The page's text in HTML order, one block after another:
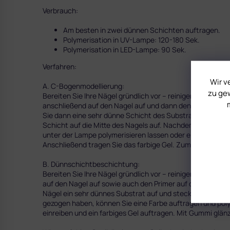
Wir
zu
Verbrauch:
Am besten in zwei dünnen Schichten auftragen.
Polymerisation in UV-Lampe: 120-180 Sek.
Polymerisation in LED-Lampe: 90 Sek.
Verfahren:
A. C-Bogenmodellierung:
Bereiten Sie Ihre Nägel gründlich vor – reinigen Sie die,
anschließend auf den Nagel auf und dann den Primer
Sie dann eine sehr dünne Schicht des Substratgels auf,
Schicht auf die Mitte des Nagels auf. Nachdem Sie die
unter der Lampe polymerisieren lassen oder erst den
Anschließend tragen Sie das farbige Gel. Zum Schmluss
B. Dünnschichtbeschichtung:
Bereiten Sie Ihre Nägel gründlich vor – reinigen Sie sie,
auf den Nagel auf sowie auch den Primer auf die Nägel
Nägel ein sehr dünnes Substrat auf und stecken Sie Ihre
gezogen haben, können Sie eine Farbe auftragen und
einreiben und ein farbiges Gel auftragen. Mit Gummi